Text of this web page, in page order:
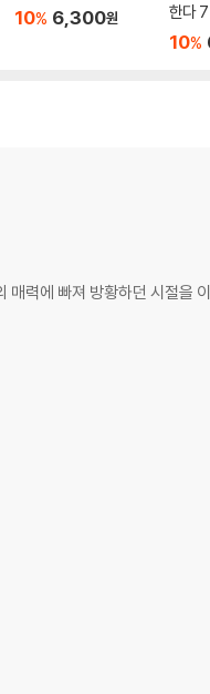
10% 6,300원
한다 7
10%
력에 빠져 방황하던 시절을